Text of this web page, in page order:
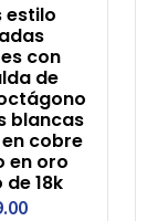
estilo
con
de
blancas
cobre
en oro
18k